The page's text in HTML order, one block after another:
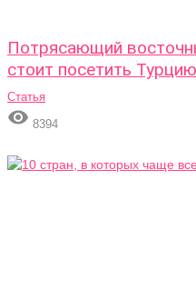
Потрясающий
стоит посетить Турцию
Статья
 8394